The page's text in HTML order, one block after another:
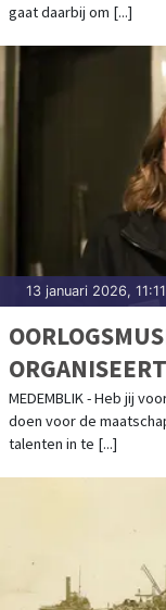
gaat daarbij om [...]
13 januari 2026,
FEBRUARI
MEDEMBLIK - Heb jij
doen voor de
talenten in te [...]